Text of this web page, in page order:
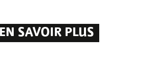
EN SAVOIR PLUS